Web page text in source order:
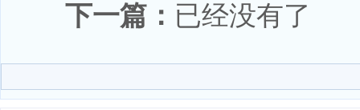
下一篇： 已经没有了